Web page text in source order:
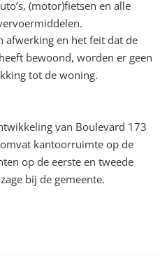
(motor)fietsen en alle
afwerking en het feit dat de
bewoond, worden er geen
tot de woning.
van Boulevard 173
kantoorruimte op de
op de eerste en tweede
bij de gemeente.